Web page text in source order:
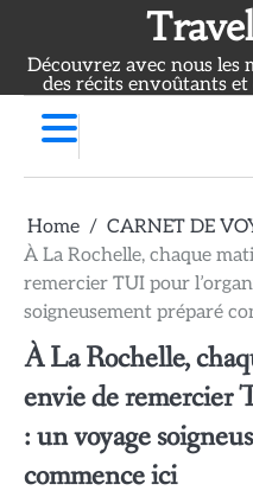
content
Découvrez avec nous les
des récits envoûtants
Home
CARNET DE
À La Rochelle, chaque
remercier TUI pour
soigneusement préparé
À La Rochelle,
envie de remercier
: un voyage
commence ici